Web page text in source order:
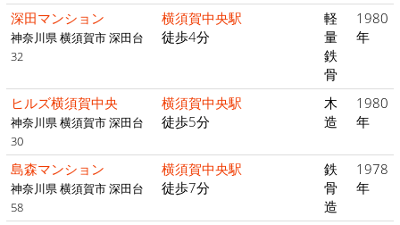
深田マンション
神奈川県 横須賀市 深田台
32
横須賀中央駅
徒歩4分
軽
量
鉄
骨
1980
年
ヒルズ横須賀中央
神奈川県 横須賀市 深田台
30
横須賀中央駅
徒歩5分
木
造
1980
年
島森マンション
神奈川県 横須賀市 深田台
58
横須賀中央駅
徒歩7分
鉄
骨
造
1978
年